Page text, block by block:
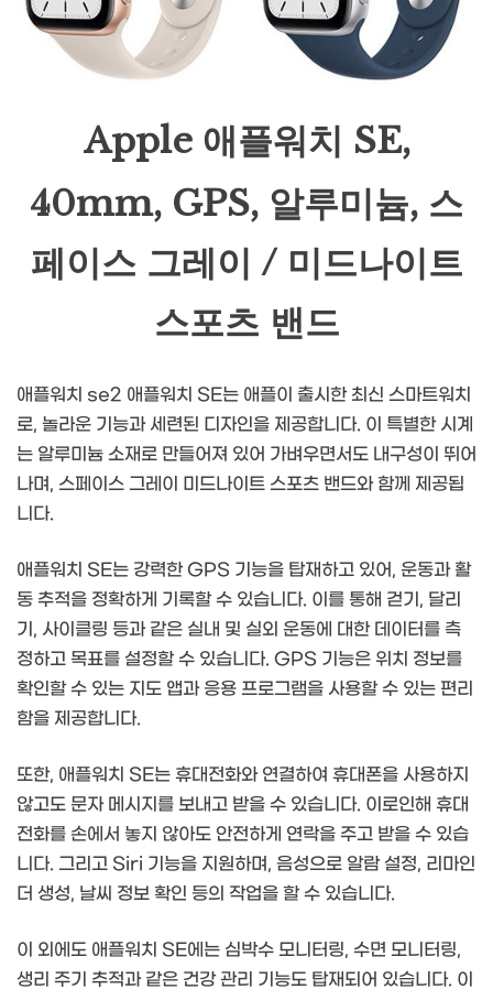
Apple 애플워치 SE,
40mm, GPS, 알루미늄, 스
페이스 그레이 / 미드나이트
스포츠 밴드
애플워치 se2 애플워치 SE는 애플이 출시한 최신 스마트워치
로, 놀라운 기능과 세련된 디자인을 제공합니다. 이 특별한 시계
는 알루미늄 소재로 만들어져 있어 가벼우면서도 내구성이 뛰어
나며, 스페이스 그레이 미드나이트 스포츠 밴드와 함께 제공됩
니다.
애플워치 SE는 강력한 GPS 기능을 탑재하고 있어, 운동과 활
동 추적을 정확하게 기록할 수 있습니다. 이를 통해 걷기, 달리
기, 사이클링 등과 같은 실내 및 실외 운동에 대한 데이터를 측
정하고 목표를 설정할 수 있습니다. GPS 기능은 위치 정보를
확인할 수 있는 지도 앱과 응용 프로그램을 사용할 수 있는 편리
함을 제공합니다.
또한, 애플워치 SE는 휴대전화와 연결하여 휴대폰을 사용하지
않고도 문자 메시지를 보내고 받을 수 있습니다. 이로인해 휴대
전화를 손에서 놓지 않아도 안전하게 연락을 주고 받을 수 있습
니다. 그리고 Siri 기능을 지원하며, 음성으로 알람 설정, 리마인
더 생성, 날씨 정보 확인 등의 작업을 할 수 있습니다.
이 외에도 애플워치 SE에는 심박수 모니터링, 수면 모니터링,
생리 주기 추적과 같은 건강 관리 기능도 탑재되어 있습니다. 이